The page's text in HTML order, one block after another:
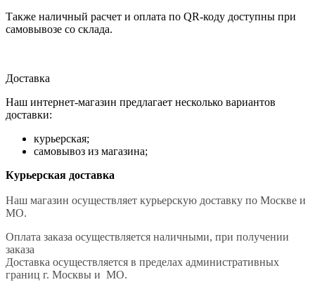
Также наличный расчет и оплата по QR-коду доступны при
самовывозе со склада.
Доставка
Наш интернет-магазин предлагает несколько вариантов
доставки:
курьерская;
самовывоз из магазина;
Курьерская доставка
Наш магазин осуществляет курьерскую доставку по Москве и
МО.
Оплата заказа осуществляется наличными, при получении
заказа
Доставка осуществляется в пределах административных
границ г. Москвы и МО.